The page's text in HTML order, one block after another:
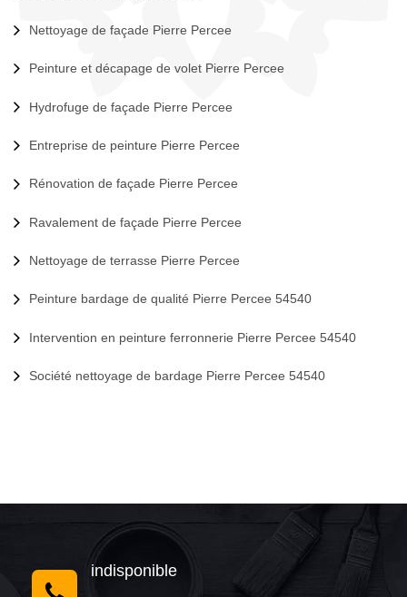
Nettoyage de façade Pierre Percee
Peinture et décapage de volet Pierre Percee
Hydrofuge de façade Pierre Percee
Entreprise de peinture Pierre Percee
Rénovation de façade Pierre Percee
Ravalement de façade Pierre Percee
Nettoyage de terrasse Pierre Percee
Peinture bardage de qualité Pierre Percee 54540
Intervention en peinture ferronnerie Pierre Percee 54540
Société nettoyage de bardage Pierre Percee 54540
indisponible